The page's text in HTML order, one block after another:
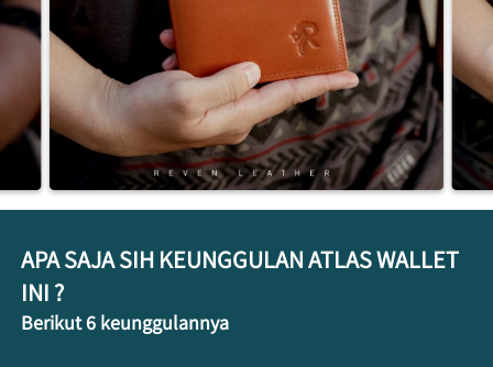
APA SAJA SIH KEUNGGULAN ATLAS WALLET
INI ?
Berikut 6 keunggulannya